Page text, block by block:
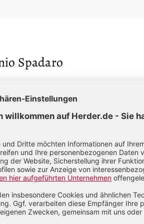
Spadaro
der Zeitschrift „La Civiltà
483-493
:Papst Leo XIV.
St. Pius X. Von